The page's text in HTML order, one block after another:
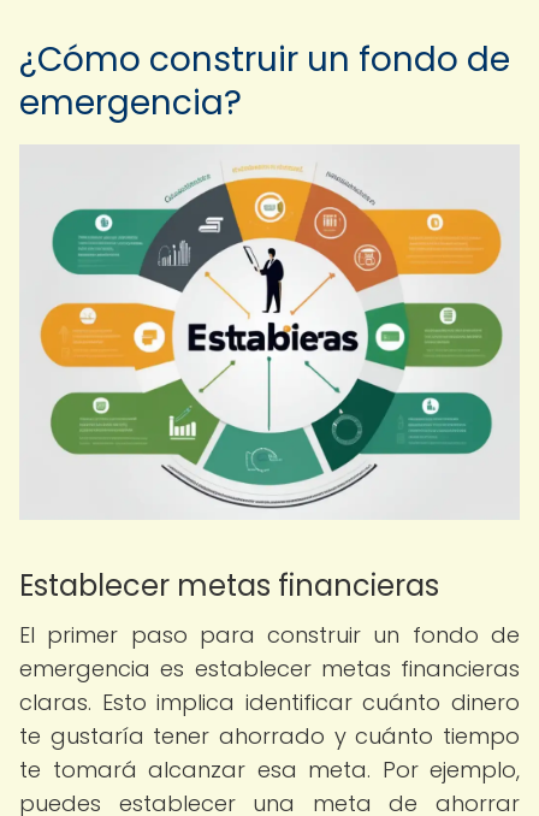
¿Cómo construir un fondo de
emergencia?
Establecer metas financieras
El primer paso para construir un fondo de
emergencia es establecer metas financieras
claras. Esto implica identificar cuánto dinero
te gustaría tener ahorrado y cuánto tiempo
te tomará alcanzar esa meta. Por ejemplo,
puedes establecer una meta de ahorrar